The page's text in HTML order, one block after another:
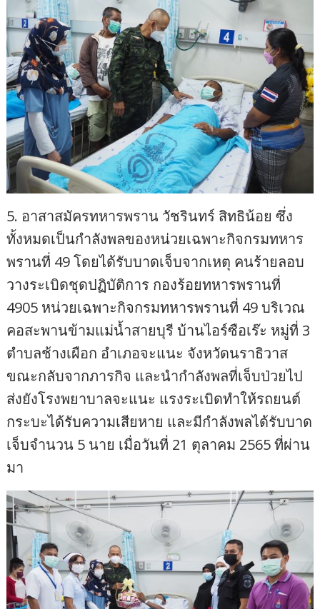
5. อาสาสมัครทหารพราน วัชรินทร์ สิทธิน้อย ซึ่ง
ทั้งหมดเป็นกำลังพลของหน่วยเฉพาะกิจกรมทหาร
พรานที่ 49 โดยได้รับบาดเจ็บจากเหตุ คนร้ายลอบ
วางระเบิดชุดปฏิบัติการ กองร้อยทหารพรานที่
4905 หน่วยเฉพาะกิจกรมทหารพรานที่ 49 บริเวณ
คอสะพานข้ามแม่น้ำสายบุรี บ้านไอร์ซือเร๊ะ หมู่ที่ 3
ตำบลช้างเผือก อำเภอจะแนะ จังหวัดนราธิวาส
ขณะกลับจากภารกิจ และนำกำลังพลที่เจ็บป่วยไป
ส่งยังโรงพยาบาลจะแนะ แรงระเบิดทำให้รถยนต์
กระบะได้รับความเสียหาย และมีกำลังพลได้รับบาด
เจ็บจำนวน 5 นาย เมื่อวันที่ 21 ตุลาคม 2565 ที่ผ่าน
มา